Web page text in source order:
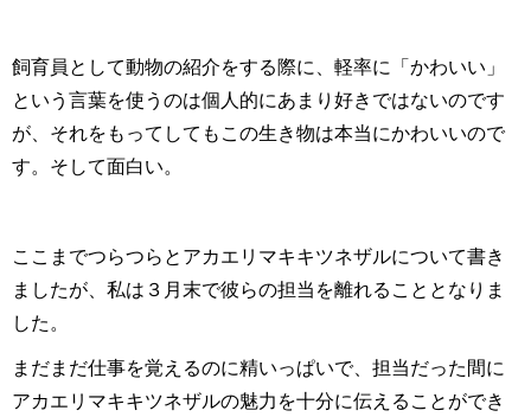
飼育員として動物の紹介をする際に、軽率に「かわいい」
という言葉を使うのは個人的にあまり好きではないのです
が、それをもってしてもこの生き物は本当にかわいいので
す。そして面白い。
ここまでつらつらとアカエリマキキツネザルについて書き
ましたが、私は３月末で彼らの担当を離れることとなりま
した。
まだまだ仕事を覚えるのに精いっぱいで、担当だった間に
アカエリマキキツネザルの魅力を十分に伝えることができ